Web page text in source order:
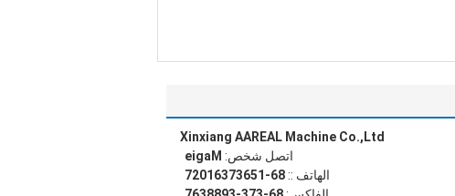
Xinxiang AAREAL Machine Co.,Ltd
اتصل شخص: Magie
الهاتف :: 86-15637361027